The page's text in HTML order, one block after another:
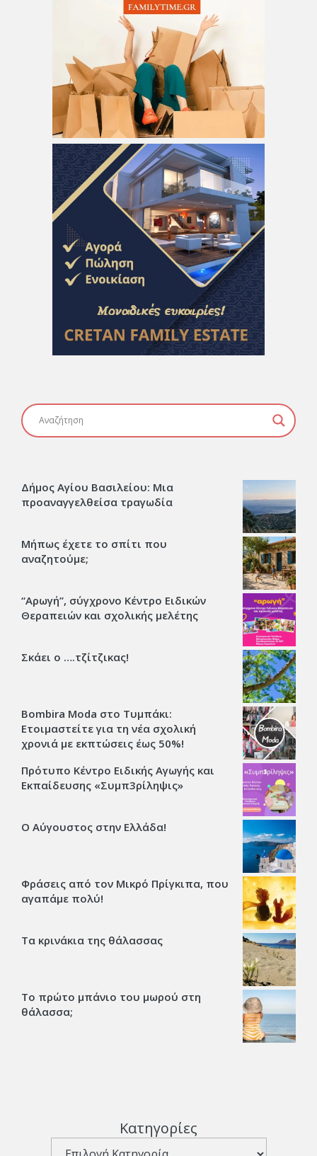
Δήμος Αγίου Βασιλείου: Μια
προαναγγελθείσα τραγωδία
Μήπως έχετε το σπίτι που
αναζητούμε;
“Αρωγή”, σύγχρονο Κέντρο Ειδικών
Θεραπειών και σχολικής μελέτης
Σκάει ο ….τζίτζικας!
Bombira Moda στο Τυμπάκι:
Ετοιμαστείτε για τη νέα σχολική
χρονιά με εκπτώσεις έως 50%!
Πρότυπο Κέντρο Ειδικής Αγωγής και
Εκπαίδευσης «Συμπ3ρίληψις»
Ο Αύγουστος στην Ελλάδα!
Φράσεις από τον Μικρό Πρίγκιπα, που
αγαπάμε πολύ!
Τα κρινάκια της θάλασσας
Το πρώτο μπάνιο του μωρού στη
θάλασσα;
Κατηγορίες